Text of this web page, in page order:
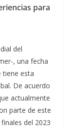
para
del
, una fecha
tiene esta
De acuerdo
actualmente
parte de este
del 2023